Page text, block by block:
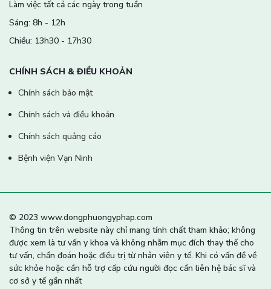
Làm việc tất cả các ngày trong tuần
Sáng: 8h - 12h
Chiều: 13h30 - 17h30
CHÍNH SÁCH & ĐIỀU KHOẢN
Chính sách bảo mật
Chính sách và điều khoản
Chính sách quảng cáo
Bệnh viện Vạn Ninh
© 2023 www.dongphuongyphap.com
Thông tin trên website này chỉ mang tính chất tham khảo; không
được xem là tư vấn y khoa và không nhằm mục đích thay thế cho
tư vấn, chẩn đoán hoặc điều trị từ nhân viên y tế. Khi có vấn đề về
sức khỏe hoặc cần hỗ trợ cấp cứu người đọc cần liên hệ bác sĩ và
cơ sở y tế gần nhất